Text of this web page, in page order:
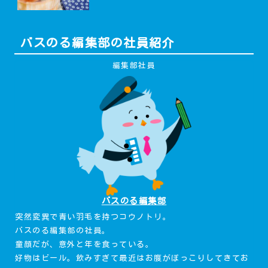
バスのる編集部の社員紹介
編集部社員
バスのる編集部
突然変異で青い羽毛を持つコウノトリ。
バスのる編集部の社員。
童顔だが、意外と年を食っている。
好物はビール。飲みすぎて最近はお腹がぽっこりしてきてお